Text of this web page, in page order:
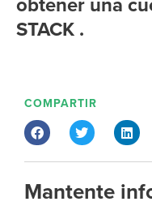
obtener una
STACK .
COMPARTIR
Mantente